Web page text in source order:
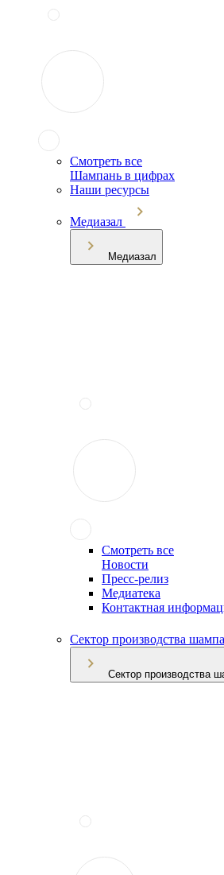
Смотреть все
Шампань в цифрах
Наши ресурсы
Медиазал
Медиазал
Смотреть все
Новости
Пресс-релиз
Медиатека
Контактная
Сектор производства
Сектор производства